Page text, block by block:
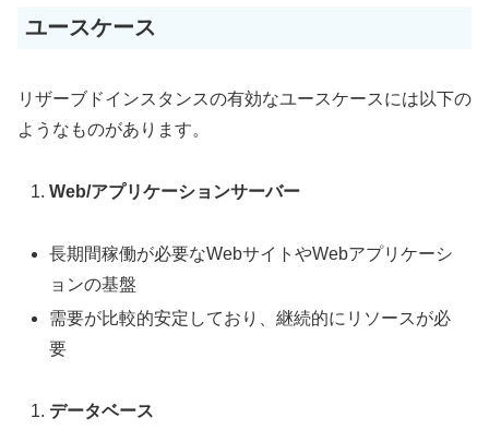
ユースケース
リザーブドインスタンスの有効なユースケースには以下の
ようなものがあります。
Web/アプリケーションサーバー
長期間稼働が必要なWebサイトやWebアプリケーシ
ョンの基盤
需要が比較的安定しており、継続的にリソースが必
要
データベース